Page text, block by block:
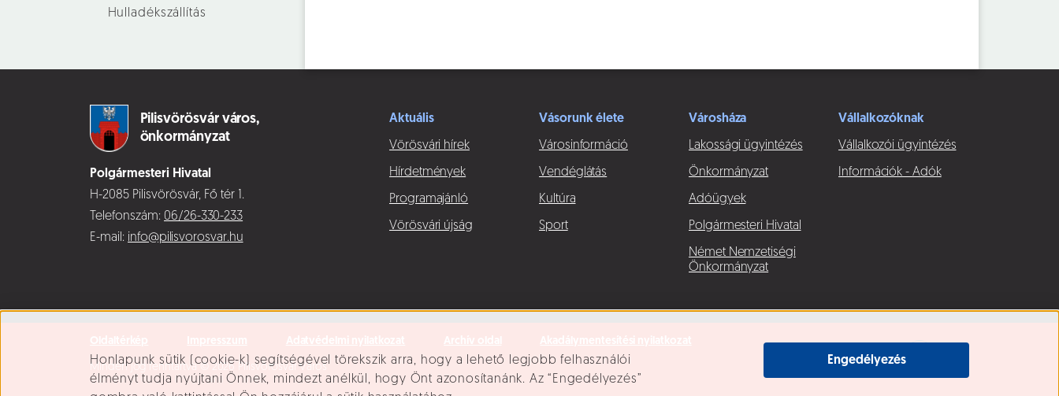
Süti beállítások
Honlapunk sütik (cookie-k) segítségével törekszik arra, hogy a lehető legjobb felhasználói
élményt tudja nyújtani Önnek, mindezt anélkül, hogy Önt azonosítanánk. Az “Engedélyezés”
Engedélyezés
Hulladékszállítás
Pilisvörösvár város,
önkormányzat
Polgármesteri Hivatal
H-2085 Pilisvörösvár, Fő tér 1.
Telefonszám: 06/26-330-233
E-mail: info@pilisvorosvar.hu
Aktuális
Vörösvári hírek
Hírdetmények
Programajánló
Vörösvári újság
Vásorunk élete
Városinformáció
Vendéglátás
Kultúra
Sport
Városháza
Lakossági ügyintézés
Önkormányzat
Adóügyek
Polgármesteri Hivatal
Német Nemzetiségi
Önkormányzat
Vállalkozóknak
Vállalkozói ügyintézés
Információk - Adók
Minden jog fenntartva © 2026 Pilisvörösvár Város